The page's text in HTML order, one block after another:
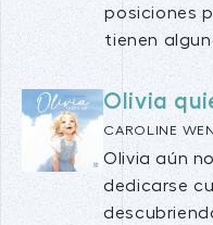
posiciones
tienen
Olivia
CAROLINE
Olivia aún
dedicarse